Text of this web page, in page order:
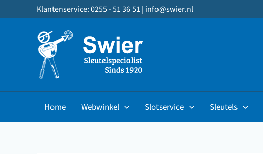
naar
Klantenservice: 0255 - 51 36 51 | info@swier.nl
Home Webwinkel Slotservice Sleutels